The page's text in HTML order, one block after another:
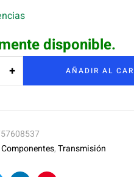
disponible.
+ AÑADIR AL
Componentes,Transmisión